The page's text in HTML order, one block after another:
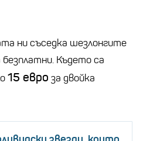
ни съседка шезлонгите
Където са
15 евро за двойка